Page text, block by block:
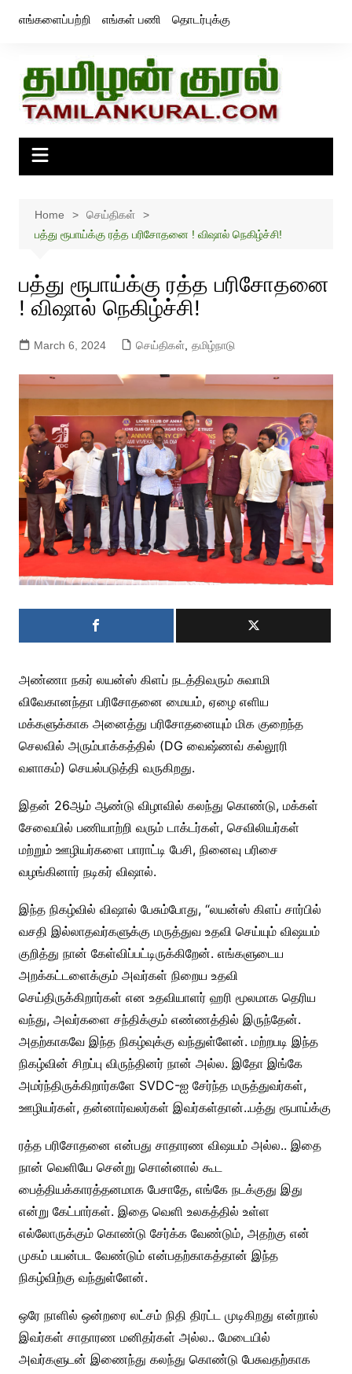
எங்களைப்பற்றி எங்கள் பணி தொடர்புக்கு
Home
செய்திகள்
பத்து ரூபாய்க்கு ரத்த பரிசோதனை ! விஷால் நெகிழ்ச்சி!
பத்து ரூபாய்க்கு ரத்த பரிசோதனை
! விஷால் நெகிழ்ச்சி!
March 6, 2024 செய்திகள், தமிழ்நாடு
அண்ணா நகர் லயன்ஸ் கிளப் நடத்திவரும் சுவாமி
விவேகானந்தா பரிசோதனை மையம், ஏழை எளிய
மக்களுக்காக அனைத்து பரிசோதனையும் மிக குறைந்த
செலவில் அரும்பாக்கத்தில் (DG வைஷ்ணவ் கல்லூரி
வளாகம்) செயல்படுத்தி வருகிறது.
இதன் 26ஆம் ஆண்டு விழாவில் கலந்து கொண்டு, மக்கள்
சேவையில் பணியாற்றி வரும் டாக்டர்கள், செவிலியர்கள்
மற்றும் ஊழியர்களை பாராட்டி பேசி, நினைவு பரிசை
வழங்கினார் நடிகர் விஷால்.
இந்த நிகழ்வில் விஷால் பேசும்போது, “லயன்ஸ் கிளப் சார்பில்
வசதி இல்லாதவர்களுக்கு மருத்துவ உதவி செய்யும் விஷயம்
குறித்து நான் கேள்விப்பட்டிருக்கிறேன். எங்களுடைய
அறக்கட்டளைக்கும் அவர்கள் நிறைய உதவி
செய்திருக்கிறார்கள் என உதவியாளர் ஹரி மூலமாக தெரிய
வந்து, அவர்களை சந்திக்கும் எண்ணத்தில் இருந்தேன்.
அதற்காகவே இந்த நிகழ்வுக்கு வந்துள்ளேன். மற்றபடி இந்த
நிகழ்வின் சிறப்பு விருந்தினர் நான் அல்ல. இதோ இங்கே
அமர்ந்திருக்கிறார்களே SVDC-ஐ சேர்ந்த மருத்துவர்கள்,
ஊழியர்கள், தன்னார்வலர்கள் இவர்கள்தான்..பத்து ரூபாய்க்கு
ரத்த பரிசோதனை என்பது சாதாரண விஷயம் அல்ல.. இதை
நான் வெளியே சென்று சொன்னால் கூட
பைத்தியக்காரத்தனமாக பேசாதே, எங்கே நடக்குது இது
என்று கேட்பார்கள். இதை வெளி உலகத்தில் உள்ள
எல்லோருக்கும் கொண்டு சேர்க்க வேண்டும், அதற்கு என்
முகம் பயன்பட வேண்டும் என்பதற்காகத்தான் இந்த
நிகழ்விற்கு வந்துள்ளேன்.
ஒரே நாளில் ஒன்றரை லட்சம் நிதி திரட்ட முடிகிறது என்றால்
இவர்கள் சாதாரண மனிதர்கள் அல்ல.. மேடையில்
அவர்களுடன் இணைந்து கலந்து கொண்டு பேசுவதற்காக